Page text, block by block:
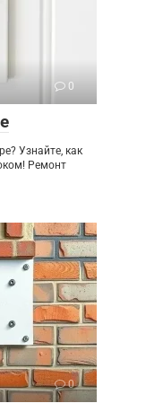
0
Узнайте, как
Ремонт
0